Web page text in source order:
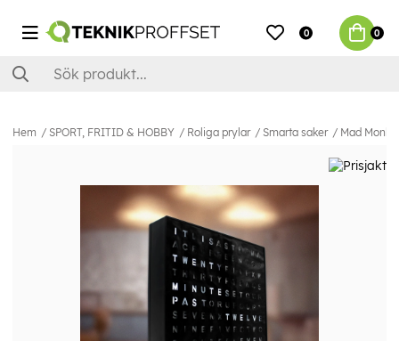
0 0
Hem SPORT, FRITID & HOBBY Roliga prylar Smarta saker Mad